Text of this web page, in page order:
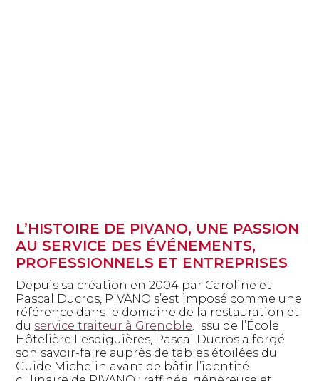
L’HISTOIRE DE PIVANO, UNE PASSION
AU SERVICE DES ÉVÉNEMENTS,
PROFESSIONNELS ET ENTREPRISES
Depuis sa création en 2004 par Caroline et
Pascal Ducros, PIVANO s’est imposé comme une
référence dans le domaine de la restauration et
du service traiteur à Grenoble . Issu de l’École
Hôtelière Lesdiguières, Pascal Ducros a forgé
son savoir-faire auprès de tables étoilées du
Guide Michelin avant de bâtir l’identité